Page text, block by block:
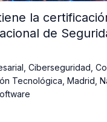
la
de
Ciberseguridad
Tecnológica Madrid